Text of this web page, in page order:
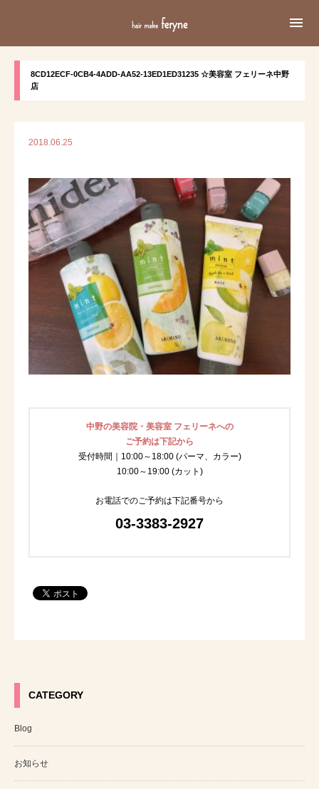

8CD12ECF-0CB4-4ADD-AA52-13ED1ED31235 ☆美容室 フェリーネ中野
店
2018.06.25
中野の美容院・美容室 フェリーネへの
ご予約は下記から
受付時間｜10:00～18:00 (パーマ、カラー)
10:00～19:00 (カット)
お電話でのご予約は下記番号から
03-3383-2927
CATEGORY
Blog
お知らせ